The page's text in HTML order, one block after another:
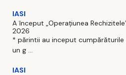
IASI
A început „Operațiunea
2026
* părintii au inceput
un g ...
IASI